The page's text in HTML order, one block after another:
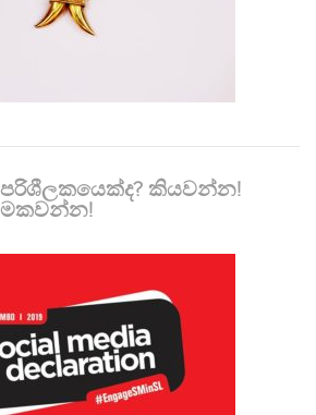
පරිශීලකයෙක්ද? කියවන්න!